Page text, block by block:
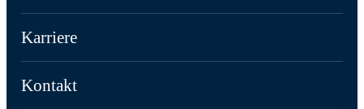
Karriere
Kontakt